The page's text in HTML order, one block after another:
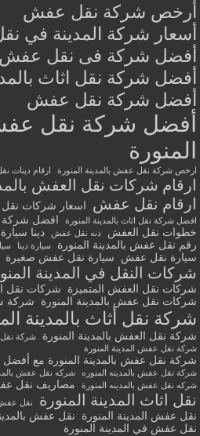
أرخص شركة نقل عفش
أسعار شركة المدينة في
أفضل شركة فى نقل عفش
أفضل شركة نقل اثاث
أفضل شركة نقل عفش
أفضل شركة نقل
المنورة
ارخص شركة نقل عفش بالمدينة المنورة ارقام دينات
ارقام شركات نقل العفش
ارقام نقل عفش اسعار شركات
افضل شركة نقل اثاث بالمدينة المنورة
افضل شركة
خطوات نقل العفش
دنه نقل عفش
دينا
رقم نقل عفش بالمدينة المنورة
سيارة دينا
سيارة نقل عفش سيارة نقل عفش صغيرة
شركات النقل في المدينة
شركات نقل العفش المتميزة
شركات نقل
شركات نقل عفش بالمدينة المنورة
شركة
شركة نقل أثاث بالمدينة
شركة نقل العفش بالمدينة المنورة شركة نقل
شركة نقل عفش المدينة المنورة
شركة نقل عفش بالمدينة المنورة مع أفضل
شركة نقل عفش بالمدينه المنوره
شركه نقل عفش
شركه نقل عفش بالمدينه المنورة
مصاريف نقل
نقل اثاث المدينة المنورة نقل
نقل عفش المدينة المنورة
نقل عفش
نقل عفش في المدينة المنورة